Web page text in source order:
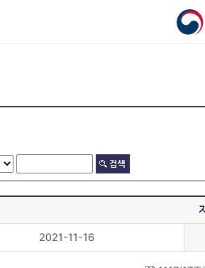
2021-11-16